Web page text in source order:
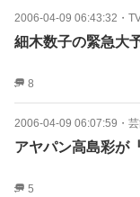
2006-04-09 06:43:32 ・
細木数子の緊急大
8
2006-04-09 06:07:59 ・
アヤパン高島彩が
5